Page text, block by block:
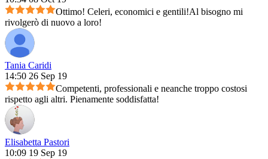
Ottimo! Celeri, economici e gentili!Al bisogno mi
rivolgerò di nuovo a loro!
Tania Caridi
14:50 26 Sep 19
Competenti, professionali e neanche troppo costosi
rispetto agli altri. Pienamente soddisfatta!
Elisabetta Pastori
10:09 19 Sep 19